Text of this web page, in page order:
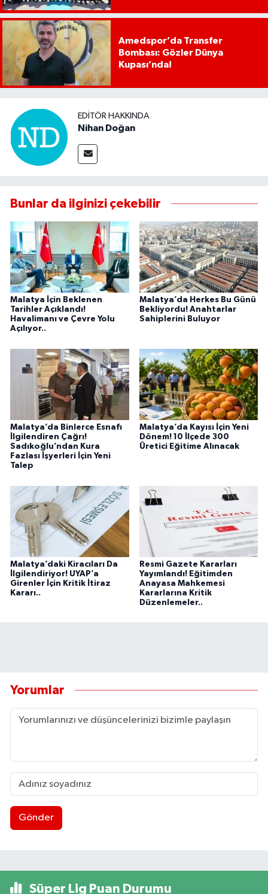
Amedspor’da Transfer
Bombası: Gözler Dünya
Kupası’nda!
EDITÖR HAKKINDA
Nihan Doğan
Bunlar da ilginizi çekebilir
Malatya İçin Beklenen
Tarihler Açıklandı!
Havalimanı ve Çevre Yolu
Açılıyor..
Malatya’da Herkes Bu Günü
Bekliyordu! Anahtarlar
Sahiplerini Buluyor
Malatya’da Binlerce Esnafı
İlgilendiren Çağrı!
Sadıkoğlu’ndan Kura
Fazlası İşyerleri İçin Yeni
Talep
Malatya’da Kayısı İçin Yeni
Dönem! 10 İlçede 300
Üretici Eğitime Alınacak
Malatya’daki Kiracıları Da
İlgilendiriyor! UYAP’a
Girenler İçin Kritik İtiraz
Kararı..
Resmi Gazete Kararları
Yayımlandı! Eğitimden
Anayasa Mahkemesi
Kararlarına Kritik
Düzenlemeler..
Yorumlar
Gönder
Süper Lig Puan Durumu